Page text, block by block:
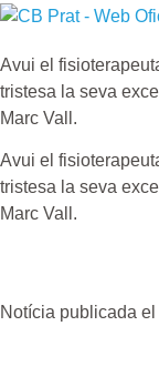
Avui el
tristesa la seva
Marc Vall.
Avui el
tristesa la seva
Marc Vall.
Notícia publicada